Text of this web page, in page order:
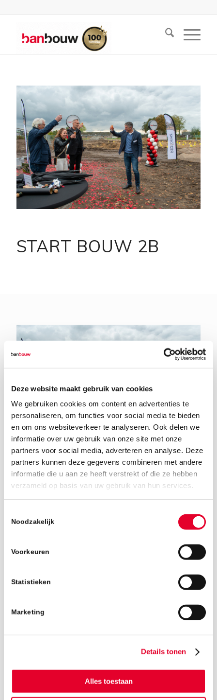
Deze website maakt gebruik van cookies
We gebruiken cookies om content en advertenties te
personaliseren, om functies voor social media te bieden
en om ons websiteverkeer te analyseren. Ook delen we
informatie over uw gebruik van onze site met onze
partners voor social media, adverteren en analyse. Deze
partners kunnen deze gegevens combineren met andere
informatie die u aan ze heeft verstrekt of die ze hebben
verzameld op basis van uw gebruik van hun services.
Noodzakelijk
Voorkeuren
Statistieken
Marketing
Details tonen
Alles toestaan
START BOUW 2B
23 oktober 2025